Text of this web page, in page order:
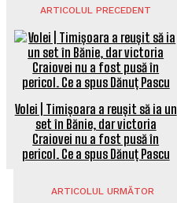
ARTICOLUL PRECEDENT
Volei | Timișoara a reușit să ia un
set în Bănie, dar victoria
Craiovei nu a fost pusă în
pericol. Ce a spus Dănuț Pascu
ARTICOLUL URMĂTOR